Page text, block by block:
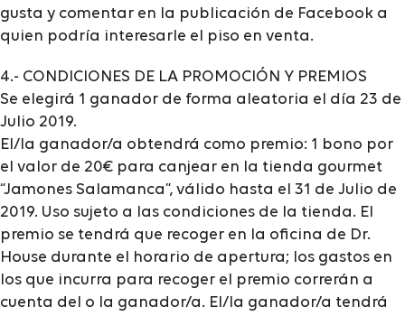
gusta y comentar en la publicación de Facebook a
quien podría interesarle el piso en venta.
4.- CONDICIONES DE LA PROMOCIÓN Y PREMIOS
Se elegirá 1 ganador de forma aleatoria el día 23 de
Julio 2019.
El/la ganador/a obtendrá como premio: 1 bono por
el valor de 20€ para canjear en la tienda gourmet
“Jamones Salamanca”, válido hasta el 31 de Julio de
2019. Uso sujeto a las condiciones de la tienda. El
premio se tendrá que recoger en la oficina de Dr.
House durante el horario de apertura; los gastos en
los que incurra para recoger el premio correrán a
cuenta del o la ganador/a. El/la ganador/a tendrá